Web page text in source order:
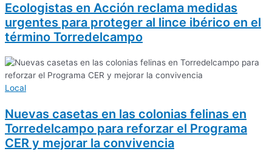
Ecologistas en Acción reclama medidas
urgentes para proteger al lince ibérico en el
término Torredelcampo
Local
Nuevas casetas en las colonias felinas en
Torredelcampo para reforzar el Programa
CER y mejorar la convivencia